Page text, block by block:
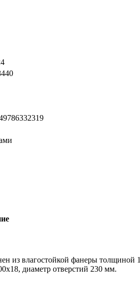
из влагостойкой фанеры
диаметр отверстий 230 мм.